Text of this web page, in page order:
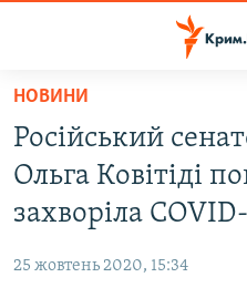
Перейти
основного
матеріалу
до
основної
ВІДЕО ТА ФОТО
БЛОГИ
НОВИНИ
Російський
Ольга Ковітіді
захворіла
25 жовтень 2020, 15:34